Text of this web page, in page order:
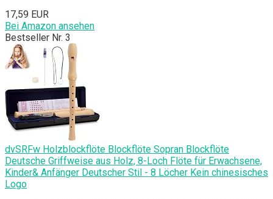
17,59 EUR
Bei Amazon ansehen
Bestseller Nr. 3
dvSRFw Holzblockflöte Blockflöte Sopran Blockflöte
Deutsche Griffweise aus Holz, 8-Loch Flöte für Erwachsene,
Kinder& Anfänger Deutscher Stil - 8 Löcher Kein chinesisches
Logo